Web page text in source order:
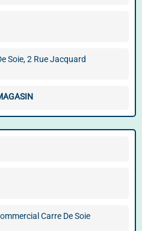
Soie, 2 Rue Jacquard
Carre De Soie